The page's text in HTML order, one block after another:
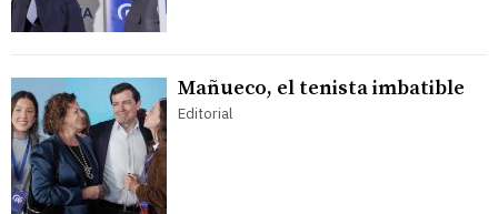
Mañueco, el tenista imbatible
Editorial